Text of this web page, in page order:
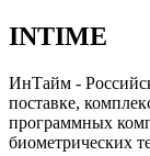
INTIME
ИнТайм -
поставке,
программных
биометрических